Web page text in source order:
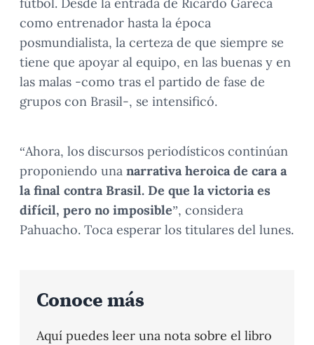
fútbol. Desde la entrada de Ricardo Gareca
como entrenador hasta la época
posmundialista, la certeza de que siempre se
tiene que apoyar al equipo, en las buenas y en
las malas -como tras el partido de fase de
grupos con Brasil-, se intensificó.
“Ahora, los discursos periodísticos continúan
proponiendo una narrativa heroica de cara a
la final contra Brasil. De que la victoria es
difícil, pero no imposible”, considera
Pahuacho. Toca esperar los titulares del lunes.
Conoce más
Aquí puedes leer una nota sobre el libro